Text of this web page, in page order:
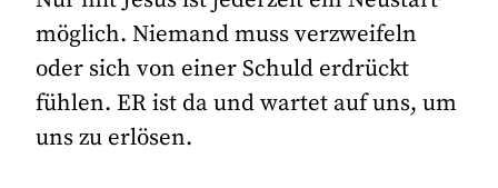
möglich. Niemand muss verzweifeln
oder sich von einer Schuld erdrückt
fühlen. ER ist da und wartet auf uns, um
uns zu erlösen.